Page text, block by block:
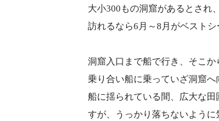
大小300もの洞窟があるとされ
訪れるなら6月～8月がベスト
洞窟入口まで船で行き、そこか
乗り合い船に乗っていざ洞窟
船に揺られている間、広大な
すが、うっかり落ちないように